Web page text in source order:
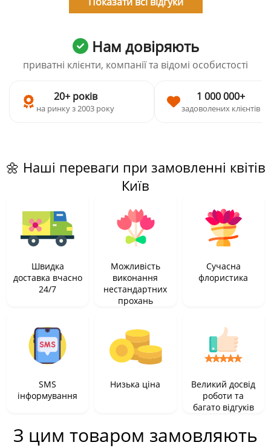
Нам довіряють
приватні клієнти, компанії та відомі особистості
20+ років
на ринку з 2003 року
1 000 000+
задоволених клієнтів
🌼 Наші переваги при замовленні квітів
Київ
Швидка
доставка вчасно
24/7
Можливість
виконання
нестандартних
прохань
Сучасна
флористика
SMS
інформування
Низька ціна
Великий досвід
роботи та
багато відгуків
З цим товаром замовляють